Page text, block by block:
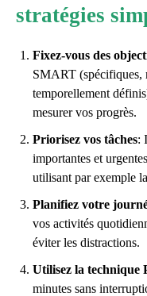
stratégies
Fixez-vous des
SMART (spécifiques,
temporellement
mesurer vos progrès.
Priorisez vos tâches:
importantes et
utilisant par exemple
Planifiez votre
vos activités
éviter les distractions.
Utilisez la technique
minutes sans